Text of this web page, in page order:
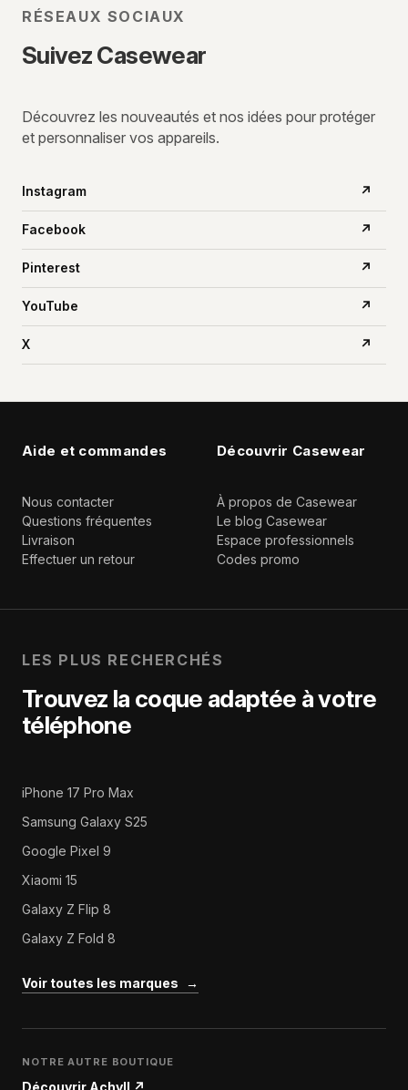
RÉSEAUX SOCIAUX
Suivez Casewear
Découvrez les nouveautés et nos idées pour protéger
et personnaliser vos appareils.
Instagram ↗
Facebook ↗
Pinterest ↗
YouTube ↗
X ↗
Aide et commandes
Nous contacter
Questions fréquentes
Livraison
Effectuer un retour
Découvrir Casewear
À propos de Casewear
Le blog Casewear
Espace professionnels
Codes promo
LES PLUS RECHERCHÉS
Trouvez la coque adaptée à votre
téléphone
iPhone 17 Pro Max
Samsung Galaxy S25
Google Pixel 9
Xiaomi 15
Galaxy Z Flip 8
Galaxy Z Fold 8
Voir toutes les marques →
NOTRE AUTRE BOUTIQUE